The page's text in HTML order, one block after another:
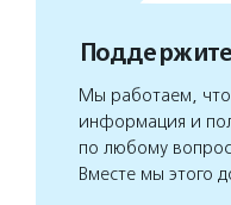
Мы работаем,
информация и
по любому
Вместе мы этого